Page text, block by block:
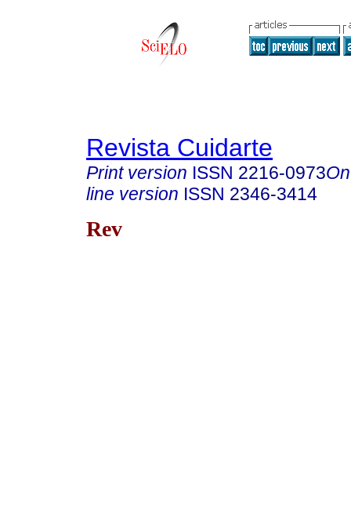
Revista Cuidarte
Print version ISSN 2216-0973
line version ISSN 2346-3414
Rev